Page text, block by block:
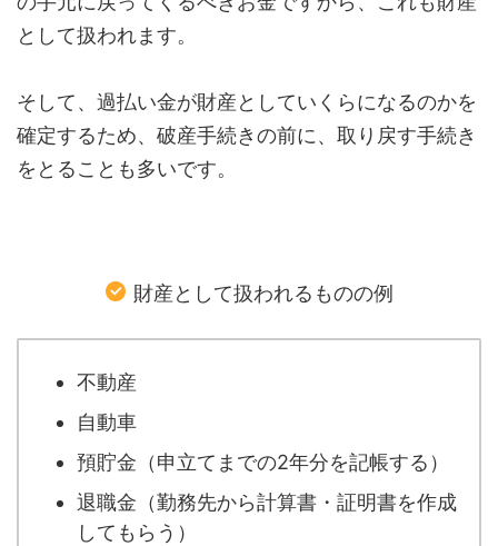
として扱われます。
そして、過払い金が財産としていくらになるのかを
確定するため、破産手続きの前に、取り戻す手続き
をとることも多いです。
財産として扱われるものの例
不動産
自動車
預貯金（申立てまでの2年分を記帳する）
退職金（勤務先から計算書・証明書を作成
してもらう）